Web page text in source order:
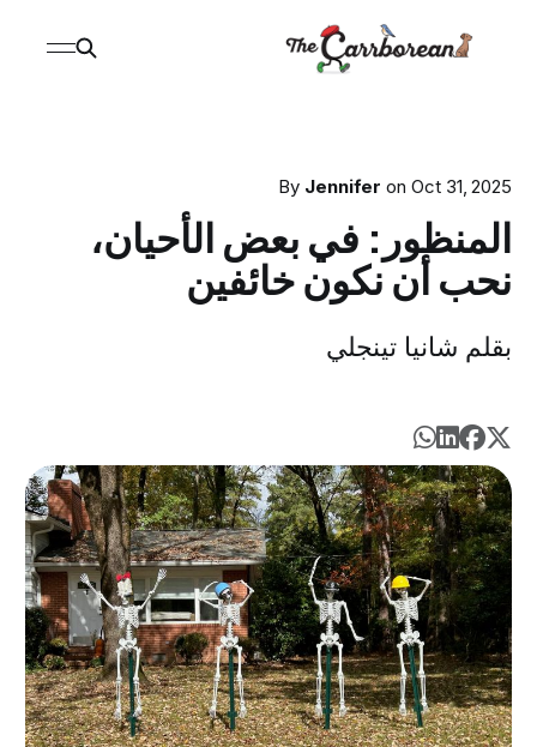
By Jennifer onOct 31, 2025
المنظور: في بعض الأحيان،
نحب أن نكون خائفين
بقلم شانيا تينجلي